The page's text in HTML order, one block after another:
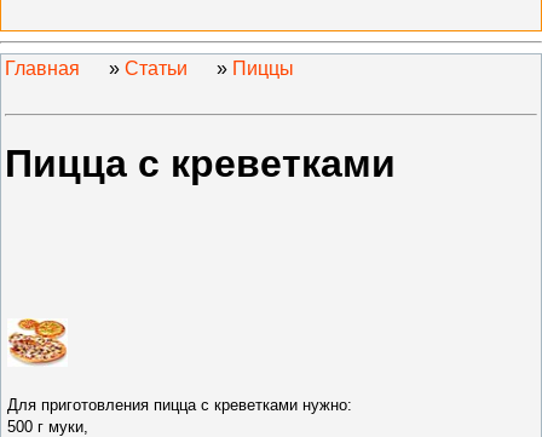
Главная » Статьи » Пиццы
Пицца с креветками
Для приготовления пицца с креветками нужно:
500 г муки,